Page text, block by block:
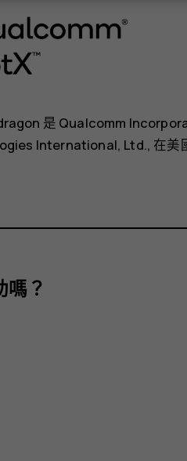
是 Qualcomm
International, Ltd., 在美
嗎？